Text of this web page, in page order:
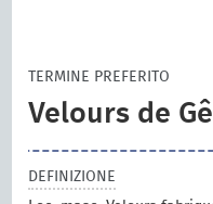
TERMINE PREFERITO
Velours de
DEFINIZIONE